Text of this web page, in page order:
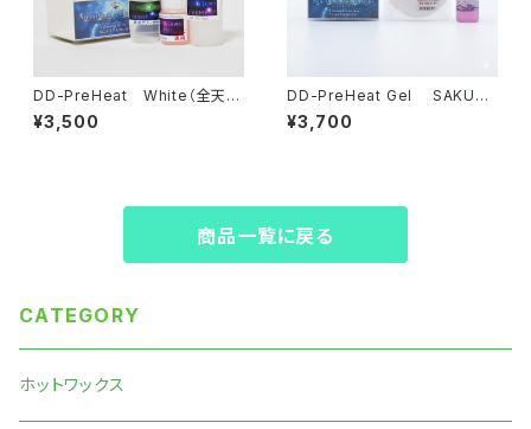
DD-PreHeat White（全天
候）【液体化ホット】
¥3,500
DD-PreHeat Gel SAKURA
（湿雪・古雪）パウチタイプ【ジェ
ルワックス+水性ﾘｷｯﾄﾞ】
¥3,700
商品一覧に戻る
CATEGORY
ホットワックス